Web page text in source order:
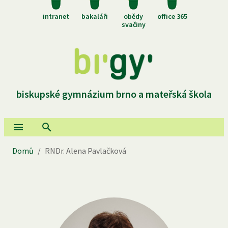
intranet bakaláři
obědy
svačiny
office 365
biskupské gymnázium brno a mateřská škola
Domů / RNDr. Alena Pavlačková